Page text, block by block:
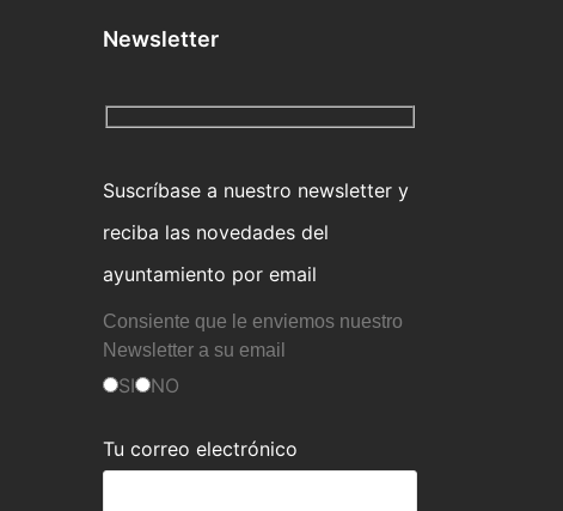
Newsletter
Suscríbase a nuestro newsletter y
reciba las novedades del
ayuntamiento por email
Consiente que le enviemos nuestro
Newsletter a su email
SI NO
Tu correo electrónico